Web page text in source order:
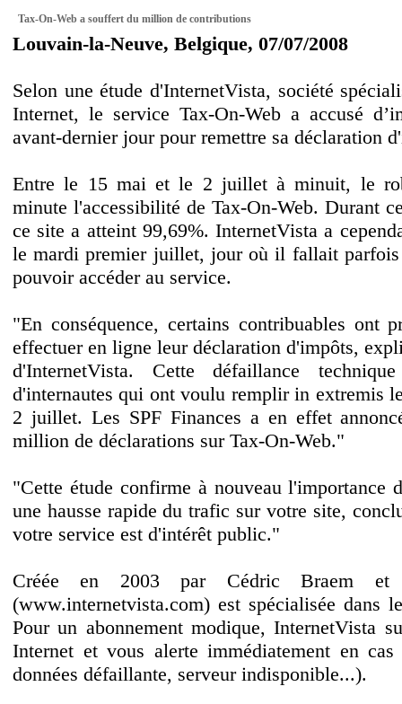
Tax-On-Web a souffert du million de contributions
Louvain-la-Neuve, Belgique, 07/07/2008
Selon une étude d'InternetVista, société
Internet, le service Tax-On-Web a accusé
avant-dernier jour pour remettre sa déclaration
Entre le 15 mai et le 2 juillet à minuit, le
minute l'accessibilité de Tax-On-Web. Durant
ce site a atteint 99,69%. InternetVista a
le mardi premier juillet, jour où il fallait parfois
pouvoir accéder au service.
"En conséquence, certains contribuables ont
effectuer en ligne leur déclaration d'impôts,
d'InternetVista. Cette défaillance
d'internautes qui ont voulu remplir in extremis
2 juillet. Les SPF Finances a en effet
million de déclarations sur Tax-On-Web."
"Cette étude confirme à nouveau l'importance
une hausse rapide du trafic sur votre site,
votre service est d'intérêt public."
Créée en 2003 par Cédric Braem et
(www.internetvista.com) est spécialisée dans
Pour un abonnement modique, InternetVista
Internet et vous alerte immédiatement en
données défaillante, serveur indisponible...).